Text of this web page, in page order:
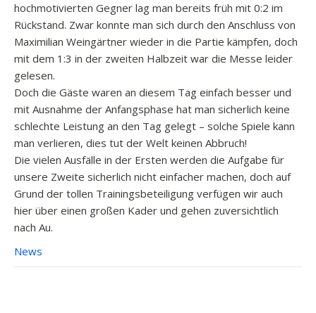
hochmotivierten Gegner lag man bereits früh mit 0:2 im
Rückstand. Zwar konnte man sich durch den Anschluss von
Maximilian Weingärtner wieder in die Partie kämpfen, doch
mit dem 1:3 in der zweiten Halbzeit war die Messe leider
gelesen.
Doch die Gäste waren an diesem Tag einfach besser und
mit Ausnahme der Anfangsphase hat man sicherlich keine
schlechte Leistung an den Tag gelegt – solche Spiele kann
man verlieren, dies tut der Welt keinen Abbruch!
Die vielen Ausfälle in der Ersten werden die Aufgabe für
unsere Zweite sicherlich nicht einfacher machen, doch auf
Grund der tollen Trainingsbeteiligung verfügen wir auch
hier über einen großen Kader und gehen zuversichtlich
nach Au.
News